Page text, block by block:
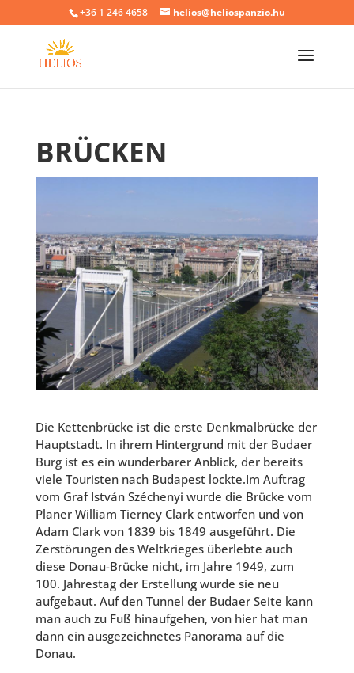
+36 1 246 4658 helios@heliospanzio.hu
BRÜCKEN
Die Kettenbrücke ist die erste Denkmalbrücke der
Hauptstadt. In ihrem Hintergrund mit der Budaer
Burg ist es ein wunderbarer Anblick, der bereits
viele Touristen nach Budapest lockte.Im Auftrag
vom Graf István Széchenyi wurde die Brücke vom
Planer William Tierney Clark entworfen und von
Adam Clark von 1839 bis 1849 ausgeführt. Die
Zerstörungen des Weltkrieges überlebte auch
diese Donau-Brücke nicht, im Jahre 1949, zum
100. Jahrestag der Erstellung wurde sie neu
aufgebaut. Auf den Tunnel der Budaer Seite kann
man auch zu Fuß hinaufgehen, von hier hat man
dann ein ausgezeichnetes Panorama auf die
Donau.